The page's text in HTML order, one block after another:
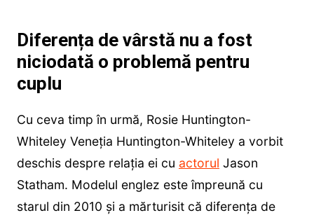
Diferența de vârstă nu a fost
niciodată o problemă pentru
cuplu
Cu ceva timp în urmă, Rosie Huntington-
Whiteley Veneția Huntington-Whiteley a vorbit
deschis despre relația ei cu actorul Jason
Statham. Modelul englez este împreună cu
starul din 2010 și a mărturisit că diferența de